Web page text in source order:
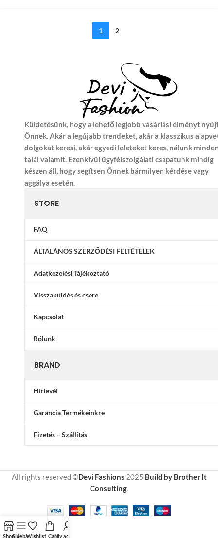
1 2
Küldetésünk, hogy a lehető legjobb vásárlási élményt
Önnek. Akár a legújabb trendeket, akár a klasszikus
dolgokat keresi, akár egyedi leleteket keres, nálunk
talál valamit. Ezenkívül ügyfélszolgálati csapatunk mindig
készen áll, hogy segítsen Önnek bármilyen kérdése vagy
aggálya esetén.
STORE
FAQ
ÁLTALÁNOS SZERZŐDÉSI FELTÉTELEK
Adatkezelési Tájékoztató
Visszaküldés és csere
Kapcsolat
Rólunk
BRAND
Hírlevél
Garancia Termékeinkre
Fizetés – Szállítás
All rights reserved ©Devi Fashions 2025 Build by Brother It
Consulting.
ShopSidebarWishlist CartMy account